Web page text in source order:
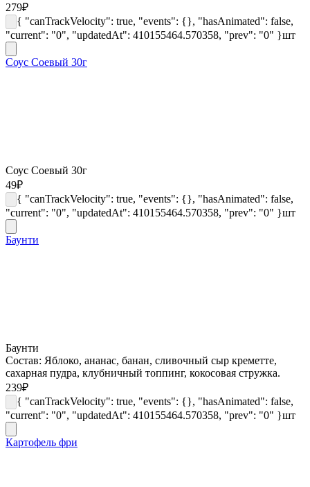
279₽
{ "canTrackVelocity": true, "events": {}, "hasAnimated": false,
"current": "0", "updatedAt": 410155464.570358, "prev": "0" }шт
Соус Соевый 30г
Соус Соевый 30г
49₽
{ "canTrackVelocity": true, "events": {}, "hasAnimated": false,
"current": "0", "updatedAt": 410155464.570358, "prev": "0" }шт
Баунти
Баунти
Состав: Яблоко, ананас, банан, cливочный сыр креметте,
сахарная пудра, клубничный топпинг, кокосовая стружка.
239₽
{ "canTrackVelocity": true, "events": {}, "hasAnimated": false,
"current": "0", "updatedAt": 410155464.570358, "prev": "0" }шт
Картофель фри